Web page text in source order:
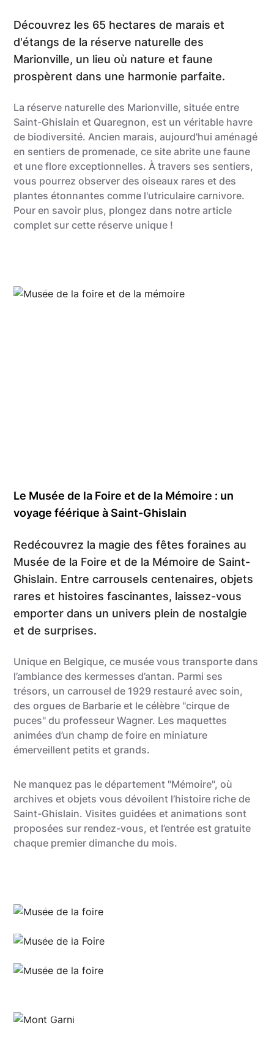
Découvrez les 65 hectares de marais et
d'étangs de la réserve naturelle des
Marionville, un lieu où nature et faune
prospèrent dans une harmonie parfaite.
La réserve naturelle des Marionville, située entre
Saint-Ghislain et Quaregnon, est un véritable havre
de biodiversité. Ancien marais, aujourd'hui aménagé
en sentiers de promenade, ce site abrite une faune
et une flore exceptionnelles. À travers ses sentiers,
vous pourrez observer des oiseaux rares et des
plantes étonnantes comme l'utriculaire carnivore.
Pour en savoir plus, plongez dans notre article
complet sur cette réserve unique !
Ludivine Fasseu
Le Musée de la Foire et de la Mémoire : un
voyage féérique à Saint-Ghislain
Redécouvrez la magie des fêtes foraines au
Musée de la Foire et de la Mémoire de Saint-
Ghislain. Entre carrousels centenaires, objets
rares et histoires fascinantes, laissez-vous
emporter dans un univers plein de nostalgie
et de surprises.
Unique en Belgique, ce musée vous transporte dans
l’ambiance des kermesses d’antan. Parmi ses
trésors, un carrousel de 1929 restauré avec soin,
des orgues de Barbarie et le célèbre "cirque de
puces" du professeur Wagner. Les maquettes
animées d’un champ de foire en miniature
émerveillent petits et grands.
Ne manquez pas le département "Mémoire", où
archives et objets vous dévoilent l’histoire riche de
Saint-Ghislain. Visites guidées et animations sont
proposées sur rendez-vous, et l’entrée est gratuite
chaque premier dimanche du mois.
Gregory Mathelot
Gregory Mathelot
Ludivine Fasseu
Virginie Delattre